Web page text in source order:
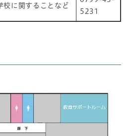
校に関することなど
5231